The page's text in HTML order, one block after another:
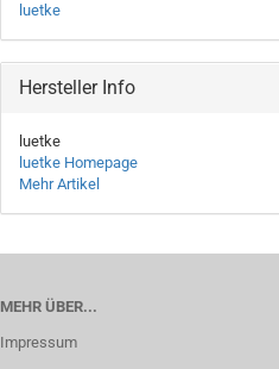
luetke
Hersteller Info
luetke
luetke Homepage
Mehr Artikel
MEHR ÜBER...
Impressum